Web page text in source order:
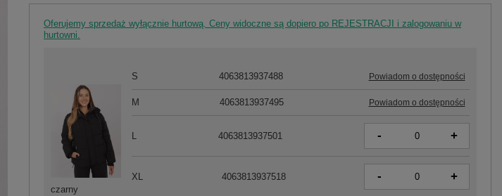
Oferujemy sprzedaż wyłącznie hurtową. Ceny widoczne są dopiero po REJESTRACJI i zalogowaniu w
hurtowni.
czarny
S 4063813937488 Powiadom o dostępności
M 4063813937495 Powiadom o dostępności
L 4063813937501 - +
XL 4063813937518 - +